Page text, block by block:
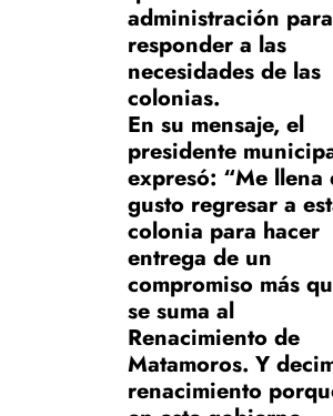
administración para
responder a las
necesidades de las
colonias.
En su mensaje, el
presidente
expresó: “Me llena
gusto regresar a
colonia para hacer
entrega de un
compromiso más
se suma al
Renacimiento de
Matamoros. Y
renacimiento